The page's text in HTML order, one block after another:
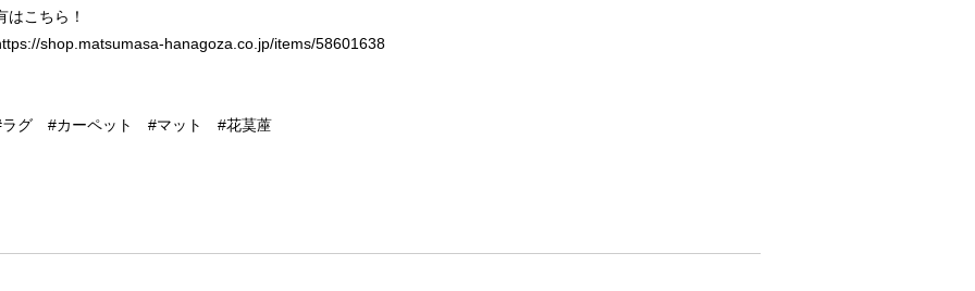
はこちら！
shop.matsumasa-hanagoza.co.jp/items/58601638
ラグ #カーペット #マット #花茣蓙